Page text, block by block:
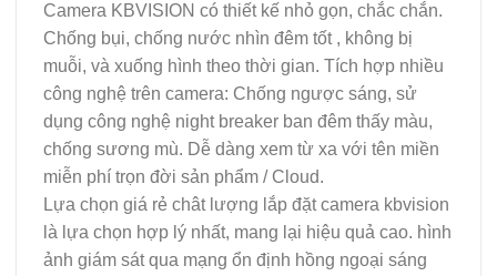
Camera KBVISION có thiết kế nhỏ gọn, chắc chắn.
Chống bụi, chống nước nhìn đêm tốt , không bị
muỗi, và xuống hình theo thời gian. Tích hợp nhiều
công nghệ trên camera: Chống ngược sáng, sử
dụng công nghệ night breaker ban đêm thấy màu,
chống sương mù. Dễ dàng xem từ xa với tên miền
miễn phí trọn đời sản phẩm / Cloud.
Lựa chọn giá rẻ chât lượng lắp đặt camera kbvision
là lựa chọn hợp lý nhất, mang lại hiệu quả cao. hình
ảnh giám sát qua mạng ổn định hồng ngoại sáng